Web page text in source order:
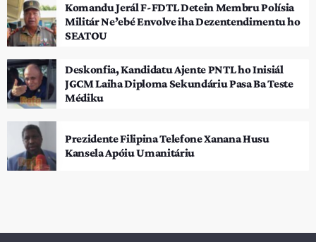
Komandu Jerál F-FDTL Detein Membru Polísia
Militár Ne’ebé Envolve iha Dezentendimentu ho
SEATOU
Deskonfia, Kandidatu Ajente PNTL ho Inisiál
JGCM Laiha Diploma Sekundáriu Pasa Ba Teste
Médiku
Prezidente Filipina Telefone Xanana Husu
Kansela Apóiu Umanitáriu